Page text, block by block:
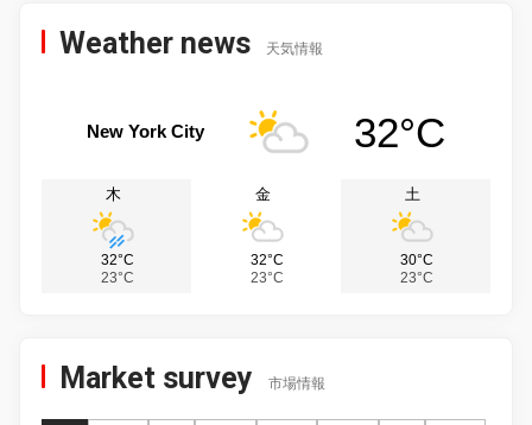
Weather news 天気情報
New York City 32°C
木
32°C
23°C
金
32°C
23°C
土
30°C
23°C
Market survey 市場情報